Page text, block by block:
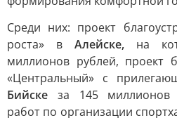
Среди них: проект
роста» в Алейске, на
миллионов рублей, проект
«Центральный» с
Бийске за 145 миллионов
работ по организации